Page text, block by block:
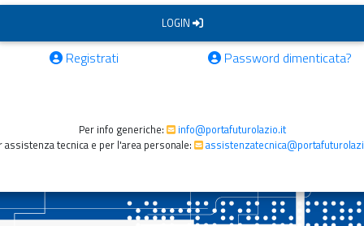
LOGIN
Registrati Password dimenticata?
Per info generiche:
info@portafuturolazio.it
assistenza tecnica e per l'area personale: